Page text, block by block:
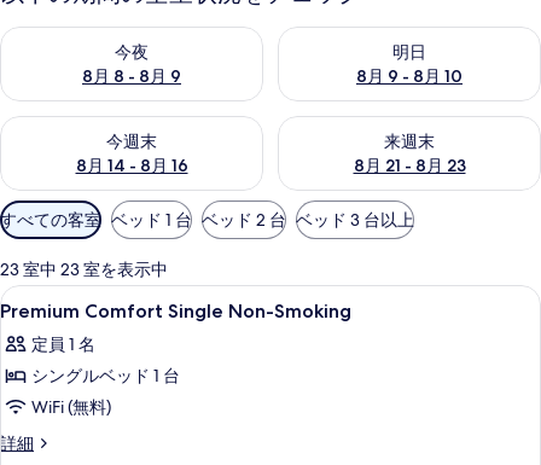
今夜
8月 8 - 8月 9
今夜 8月 8 - 8月 9 の空室状況をチェック
明日
8月 9 - 8月 10
明日 8月 9 - 8月 10 の空室状
今週末
8月 14 - 8月 16
今週末 8月 14 - 8月 16 の空室状況をチェック
来週末
8月 21 - 8月 23
来週末 8月 21 - 8月 23 の空室
利
用
可
能
な
客
室
の
り
すべての客室 ベッド 1 台 ベッド 2 台 ベッド 3 台以上
23 室中 23 室を表示中
Premium
Comfort
Single
Non-
Smoking
の
セーフティボックス (室内)、デスク
6
Premium Comfort Single Non-Smoking
定員 1 名
シングルベッド 1 台
WiFi (無料)
詳細
Premium